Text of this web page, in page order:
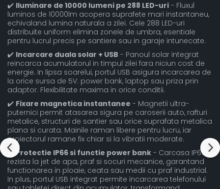
✔️ Iluminare de 10000 lumeni pe 288 LED-uri - Fluxul
luminos de 10000lm acopera suprafete mari instantaneu,
echivaland lumina naturala a zilei. Cele 288 LED-uri
distribuite uniform elimina zonele de umbra, esentiale
pentru lucrul precis pe santiere sau in garaje intunecate.
✔️ Incarcare duala solar + USB - Panoul solar integrat
reincarca acumulatorul in timpul zilei fara niciun cost de
energie. In lipsa soarelui, portul USB asigura incarcarea de
la orice sursa de 5V: power bank, laptop sau priza prin
adaptor. Flexibilitate maxima in orice conditii.
✔️ Fixare magnetica instantanee - Magnetii ultra-
puternici permit atasarea sigura pe caroserii auto, rafturi
metalice, structuri de santier sau orice suprafata metalica
plana si curata. Mainile raman libere pentru lucru, iar
proiectorul ramane fix chiar si la vibratii moderate.
✔️ Protectie IP66 si functie power bank - Carcasa IP66
rezista la jet de apa, praf si socuri mecanice, garantand
functionarea in ploaie, ceata sau medii cu praf industrial.
In plus, portul USB integrat permite incarcarea telefonului